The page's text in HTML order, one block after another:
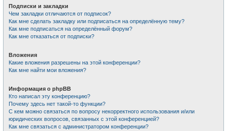
Подписки и закладки
Чем закладки отличаются от подписок?
Как мне сделать закладку или подписаться на определённую тему?
Как мне подписаться на определённый форум?
Как мне отказаться от подписки?
Вложения
Какие вложения разрешены на этой конференции?
Как мне найти мои вложения?
Информация о phpBB
Кто написал эту конференцию?
Почему здесь нет такой-то функции?
С кем можно связаться по вопросу некорректного использования и/или
юридических вопросов, связанных с этой конференцией?
Как мне связаться с администратором конференции?